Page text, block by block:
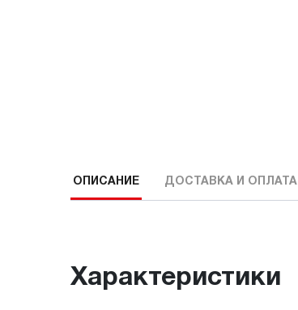
ОПИСАНИЕ ДОСТАВКА И ОПЛАТА
Характеристики